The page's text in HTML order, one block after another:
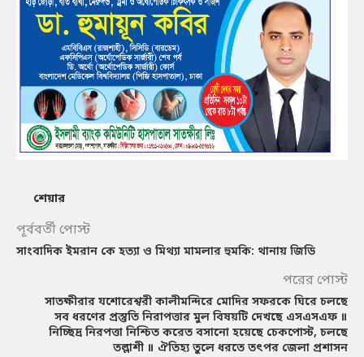
শেয়ার
পূর্ববর্তী পোস্ট
সাংবাদিক ইমরান কে হত্যা ও মিথ্যা মামলার হুমকি: থানায় জিডি
পরের পোস্ট
সাতক্ষীরার যশোরেশ্বরী কালীমন্দিরে মোদির সফরকে ঘিরে চলছে
সব ধরণের প্রস্তুতি নিরাপত্তার মুল বিষয়টি দেখছে এসএসএফ ॥
নিচ্ছিদ্র নিরপত্তা নিশ্চিত করেত বসানো হয়েছে চেকপোস্ট, চলছে
তল্লাশী ॥ ঐতিহ্য তুলে ধরতে তৎপর জেলা প্রশাসন